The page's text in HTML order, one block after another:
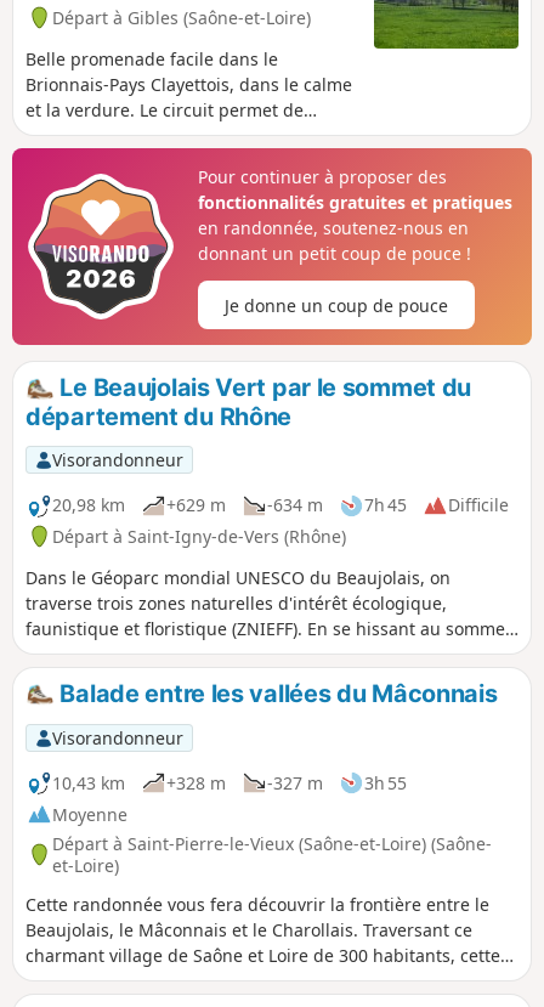
Départ à Gibles (Saône-et-Loire)
Belle promenade facile dans le
Brionnais-Pays Clayettois, dans le calme
et la verdure. Le circuit permet de
découvrir quelques-uns des étangs et
Pour continuer à proposer des
fonctionnalités gratuites et pratiques
en randonnée, soutenez-nous en
donnant un petit coup de pouce !
Je donne un coup de pouce
Le Beaujolais Vert par le sommet du
département du Rhône
Visorandonneur
20,98 km
+629 m -634 m 7h 45
Difficile
Départ à Saint-Igny-de-Vers (Rhône)
Dans le Géoparc mondial UNESCO du Beaujolais, on
traverse trois zones naturelles d'intérêt écologique,
faunistique et floristique (ZNIEFF). En se hissant au sommet
du Mont Saint-Rigaud qui domine la région du haut de ses
1009 mètres d'altitude, on observe un panorama à 360°
depuis la table d'orientation installée au sommet du
belvédère. En descendant au Col de Crie, faites une pause
pour déguster les produits du terroir.
Balade entre les vallées du Mâconnais
Visorandonneur
10,43 km
+328 m -327 m
3h 55
Moyenne
Départ à Saint-Pierre-le-Vieux (Saône-et-Loire) (Saône-
et-Loire)
Cette randonnée vous fera découvrir la frontière entre le
Beaujolais, le Mâconnais et le Charollais. Traversant ce
charmant village de Saône et Loire de 300 habitants, cette
escapade réserve un réel bol d'air à deux pas de la ville.